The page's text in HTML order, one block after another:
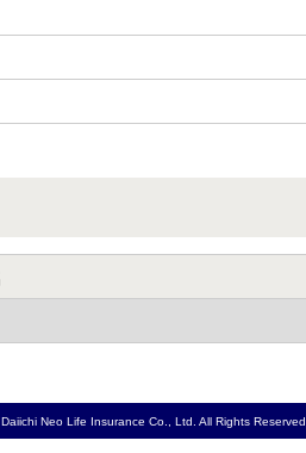
Neo Life Insurance Co., Ltd. All Rights Reserved.